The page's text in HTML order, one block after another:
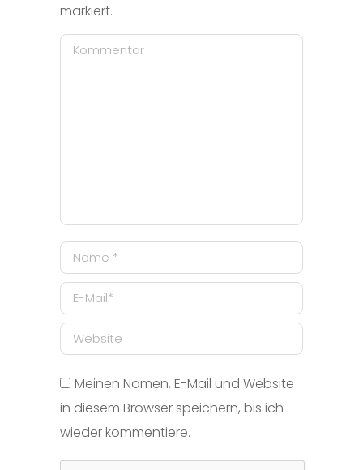
markiert.
Kommentar
Name *
E-Mail *
Website
Meinen Namen, E-Mail und Website
in diesem Browser speichern, bis ich
wieder kommentiere.